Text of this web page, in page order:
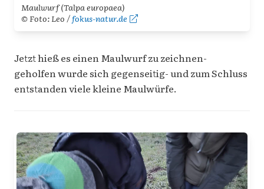
Maulwurf (Talpa europaea)
© Foto: Leo /fokus-natur.de
Jetzt hieß es einen Maulwurf zu zeichnen-
geholfen wurde sich gegenseitig- und zum Schluss
entstanden viele kleine Maulwürfe.